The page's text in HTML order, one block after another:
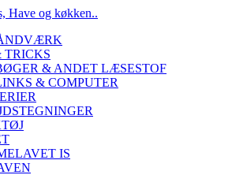
Have og køkken..
TRICKS
& ANDET LÆSESTOF
& COMPUTER
IS